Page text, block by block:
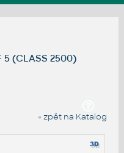
(CLASS 2500)
« zpět na Katalog